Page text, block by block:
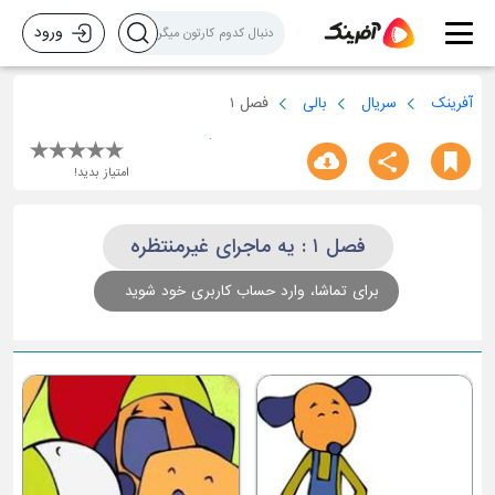
ورود
آفرینک سریال بالی فصل ۱
امتیاز بدید!
فصل ۱ : یه ماجرای غیرمنتظره
برای تماشا، وارد حساب کاربری خود شوید
یه عالمه داستان